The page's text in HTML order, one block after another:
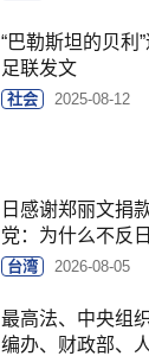
“巴勒斯坦的贝利
足联发文
社会 2025-08-12
日感谢郑丽文捐
党：为什么不反日
台湾 2026-08-05
最高法、中央组
编办、财政部、